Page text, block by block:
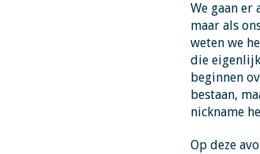
We gaan
maar als
weten we
die
beginnen
bestaan,
nickname
Op deze